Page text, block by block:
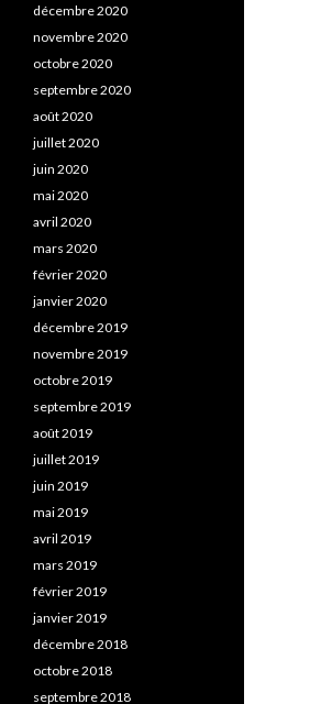
décembre 2020
novembre 2020
octobre 2020
septembre 2020
août 2020
juillet 2020
juin 2020
mai 2020
avril 2020
mars 2020
février 2020
janvier 2020
décembre 2019
novembre 2019
octobre 2019
septembre 2019
août 2019
juillet 2019
juin 2019
mai 2019
avril 2019
mars 2019
février 2019
janvier 2019
décembre 2018
octobre 2018
septembre 2018